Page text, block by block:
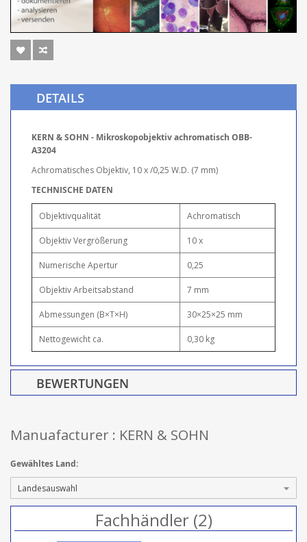
DETAILS
KERN & SOHN - Mikroskopobjektiv achromatisch OBB-
A3204
Achromatisches Objektiv, 10 x /0,25 W.D. (7 mm)
TECHNISCHE DATEN
Objektivqualität Achromatisch
Objektiv Vergrößerung 10 x
Numerische Apertur 0,25
Objektiv Arbeitsabstand 7 mm
Abmessungen (B×T×H) 30×25×25 mm
Nettogewicht ca. 0,30 kg
BEWERTUNGEN
Manuafacturer : KERN & SOHN
Gewähltes Land:
Fachhändler (2)